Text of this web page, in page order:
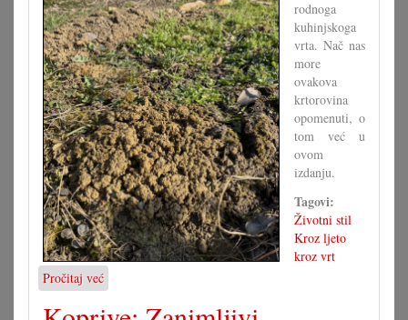
rodnoga
kuhinjskoga
vrta. Nač nas
more
ovakova
krtorovina
opomenuti, o
tom već u
ovom
izdanju.
Tagovi:
Životni stil
Kroz ljeto
kroz vrt
Pročitaj već
Zač
nam